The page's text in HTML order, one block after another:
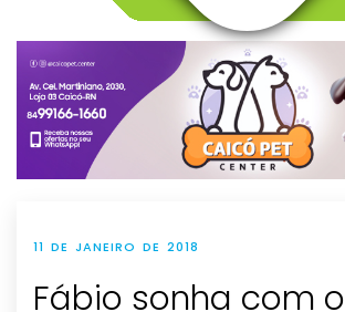
11 DE JANEIRO DE 2018
Fábio sonha com o